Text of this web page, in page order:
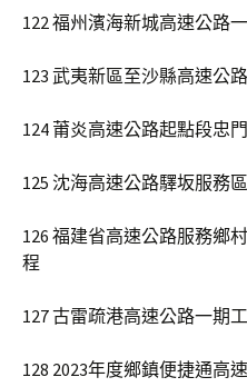
122 福州濱海新城高速公路
123 武夷新區至沙縣高速公
124 莆炎高速公路起點段忠
125 沈海高速公路驛坂服務
126 福建省高速公路服務鄉
程
127 古雷疏港高速公路一期
128 2023年度鄉鎮便捷通高